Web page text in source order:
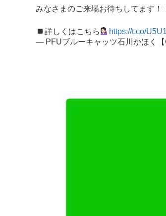
みなさまのご来場お待ちしてます！
詳しくはこちら https://t.co/
— PFUブルーキャッツ石川かほく